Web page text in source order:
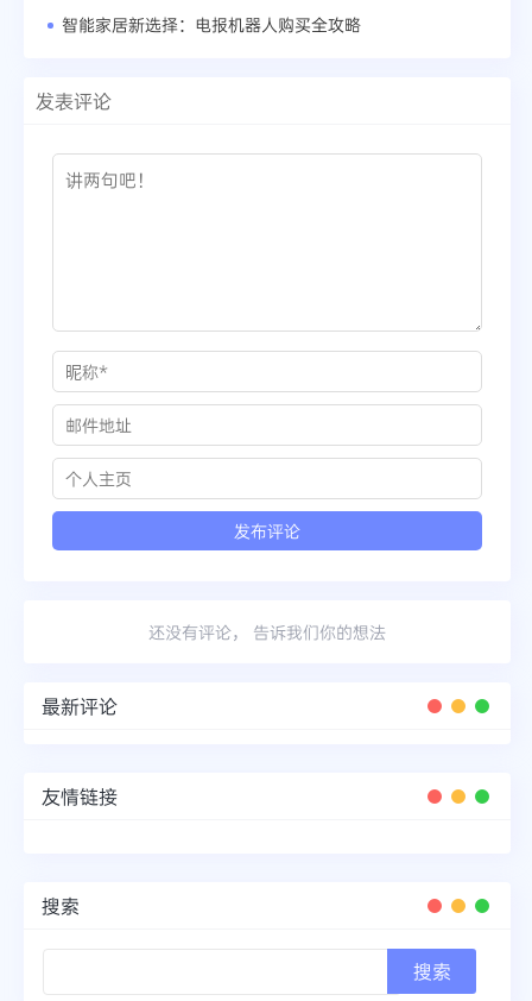
智能家居新选择：电报机器人购买全攻略
发表评论
还没有评论， 告诉我们你的想法
最新评论
友情链接
搜索